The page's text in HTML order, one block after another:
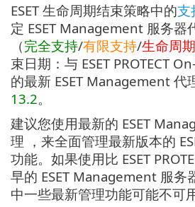
ESET 生命周期结束策略中的支
定 ESET Management 服务器
（完全支持/有限支持/生命周
束日期：与 ESET PROTECT
的最新 ESET Management 代
13.2。
建议您使用最新的 ESET
理 ，来全面管理最新版本的
功能。如果使用比 ESET
早的 ESET Management 服务
中一些最新管理功能可能不可用